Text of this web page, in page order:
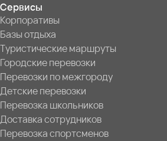
Сервисы
Корпоративы
Базы отдыха
Туристические маршруты
Городские перевозки
Перевозки по межгороду
Детские перевозки
Перевозка школьников
Доставка сотрудников
Перевозка спортсменов